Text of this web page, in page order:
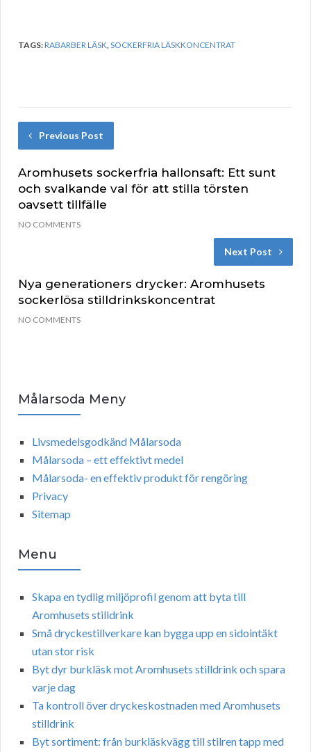
TAGS:RABARBER LÄSK,SOCKERFRIA LÄSKKONCENTRAT
Previous Post
Aromhusets sockerfria hallonsaft: Ett sunt
och svalkande val för att stilla törsten
oavsett tillfälle
NO COMMENTS
Next Post
Nya generationers drycker: Aromhusets
sockerlösa stilldrinkskoncentrat
NO COMMENTS
Målarsoda Meny
Livsmedelsgodkänd Målarsoda
Målarsoda – ett effektivt medel
Målarsoda- en effektiv produkt för rengöring
Privacy
Sitemap
Menu
Skapa en tydlig miljöprofil genom att byta till
Aromhusets stilldrink
Små dryckestillverkare kan bygga upp en sidointäkt
utan stor risk
Byt dyr burkläsk mot Aromhusets stilldrink och spara
varje dag
Ta kontroll över dryckeskostnaden med Aromhusets
stilldrink
Byt sortiment: från burkläskvägg till stilren tapp med